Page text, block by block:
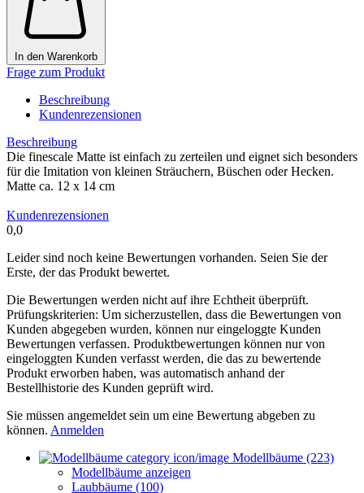
In den Warenkorb
Frage zum Produkt
Beschreibung
Kundenrezensionen
Beschreibung
Die finescale Matte ist einfach zu zerteilen und eignet sich besonders
für die Imitation von kleinen Sträuchern, Büschen oder Hecken.
Matte ca. 12 x 14 cm
Kundenrezensionen
0,0
Leider sind noch keine Bewertungen vorhanden. Seien Sie der
Erste, der das Produkt bewertet.
Die Bewertungen werden nicht auf ihre Echtheit überprüft.
Prüfungskriterien: Um sicherzustellen, dass die Bewertungen von
Kunden abgegeben wurden, können nur eingeloggte Kunden
Bewertungen verfassen. Produktbewertungen können nur von
eingeloggten Kunden verfasst werden, die das zu bewertende
Produkt erworben haben, was automatisch anhand der
Bestellhistorie des Kunden geprüft wird.
Sie müssen angemeldet sein um eine Bewertung abgeben zu
können. Anmelden
Modellbäume (223)
Modellbäume anzeigen
Laubbäume (100)